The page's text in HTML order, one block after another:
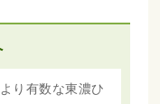
り有数な東濃ひ